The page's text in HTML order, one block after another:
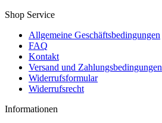
Shop Service
Allgemeine Geschäftsbedingungen
FAQ
Kontakt
Versand und Zahlungsbedingungen
Widerrufsformular
Widerrufsrecht
Informationen